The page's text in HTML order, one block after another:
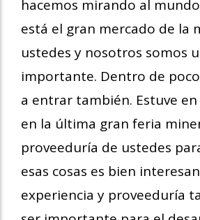
hacemos mirando al
está el gran mercado de la
ustedes y nosotros somos
importante. Dentro de
a entrar también. Estuve
en la última gran feria
proveeduría de ustedes
esas cosas es bien
experiencia y proveeduría